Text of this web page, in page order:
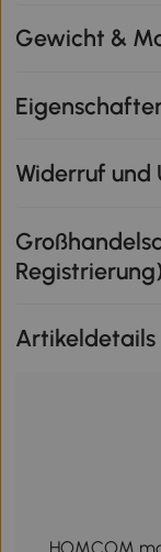
Gewicht &
Widerruf und
Artikeldetails
HOMCOM